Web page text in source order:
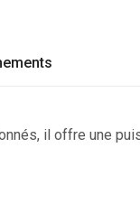
il offre une